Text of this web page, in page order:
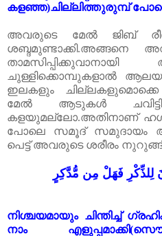
കളഞ്ഞ)ചില്ലിത്തുരുമ്പ്
അവരുടെ മേൽ ജിബ്
ശബ്ദമുണ്ടാക്കി.അങ്ങനെ
താമസിപ്പിക്കുവാനായി
ചുള്ളിക്കൊമ്പുകളാൽ
ഇലകളും
ചില്ലകളുമൊക്കെ
മേൽ
ആടുകൾ ചവിട്ടി
കളയുമല്ലോ.അതിനാണ്
പോലെ
സമൂദ് സമുദായം
പെട്ട് അവരുടെ ശരീരം
لِلذِّكْرِ فَهَلْ مِن مُّدَّكِرٍ
നിശ്ചയമായും ചിന്തിച്ച്
നാം
എളുപ്പമാക്കി(